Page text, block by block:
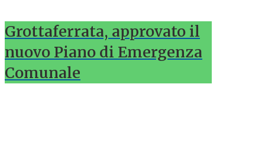
Grottaferrata, approvato il
nuovo Piano di Emergenza
Comunale